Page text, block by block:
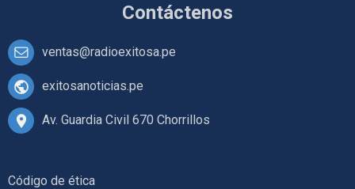
Contáctenos
ventas@radioexitosa.pe
exitosanoticias.pe
Av. Guardia Civil 670 Chorrillos
Código de ética